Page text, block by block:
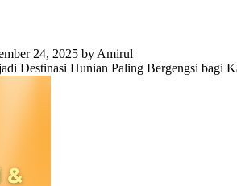
24, 2025 by Amirul